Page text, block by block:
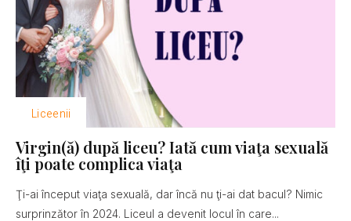
Liceenii
Virgin(ă) după liceu? Iată cum viaţa sexuală
îţi poate complica viaţa
Ţi-ai început viaţa sexuală, dar încă nu ţi-ai dat bacul? Nimic
surprinzător în 2024. Liceul a devenit locul în care...